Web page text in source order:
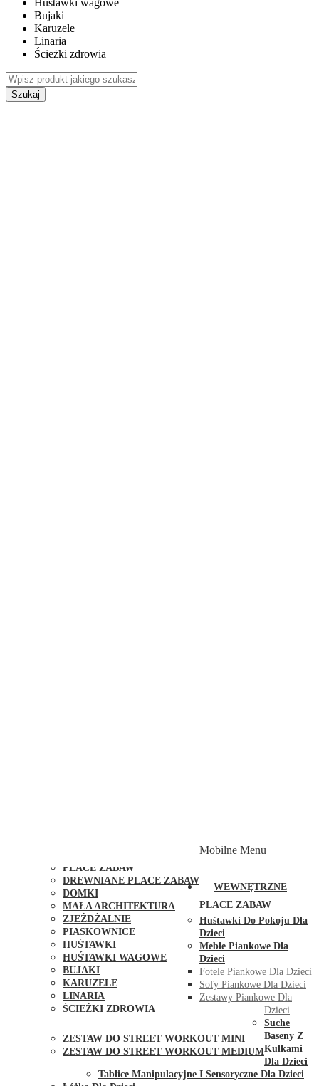
Huśtawki wagowe
Bujaki
Karuzele
Linaria
Ścieżki zdrowia
Szukaj
PLACE ZABAW
DREWNIANE PLACE ZABAW
DOMKI
MAŁA ARCHITEKTURA
ZJEŻDŻALNIE
PIASKOWNICE
HUŚTAWKI
HUŚTAWKI WAGOWE
BUJAKI
KARUZELE
LINARIA
ŚCIEŻKI ZDROWIA
ZESTAW DO STREET WORKOUT MINI
ZESTAW DO STREET WORKOUT MEDIUM
Mobilne Menu
WEWNĘTRZNE
PLACE ZABAW
Huśtawki Do Pokoju Dla
Dzieci
Meble Piankowe Dla
Dzieci
Fotele Piankowe Dla Dzieci
Sofy Piankowe Dla Dzieci
Zestawy Piankowe Dla
Dzieci
Suche
Baseny Z
Kulkami
Dla Dzieci
Tablice Manipulacyjne I Sensoryczne Dla Dzieci